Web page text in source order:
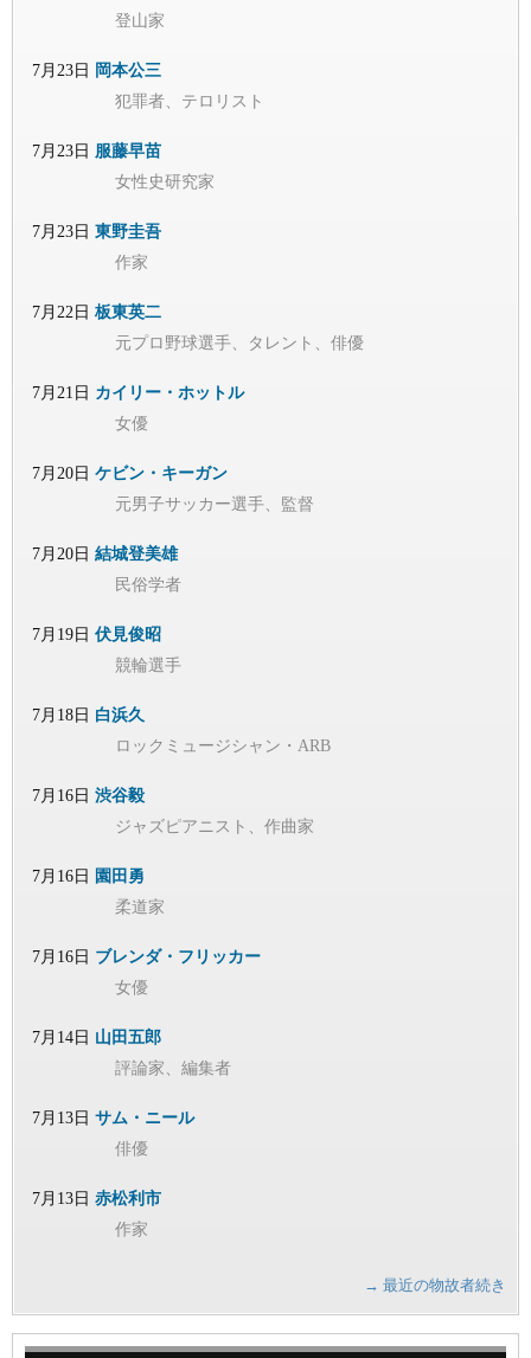
登山家
7月23日 岡本公三
犯罪者、テロリスト
7月23日 服藤早苗
女性史研究家
7月23日 東野圭吾
作家
7月22日 板東英二
元プロ野球選手、タレント、俳優
7月21日 カイリー・ホットル
女優
7月20日 ケビン・キーガン
元男子サッカー選手、監督
7月20日 結城登美雄
民俗学者
7月19日 伏見俊昭
競輪選手
7月18日 白浜久
ロックミュージシャン・ARB
7月16日 渋谷毅
ジャズピアニスト、作曲家
7月16日 園田勇
柔道家
7月16日 ブレンダ・フリッカー
女優
7月14日 山田五郎
評論家、編集者
7月13日 サム・ニール
俳優
7月13日 赤松利市
作家
→ 最近の物故者続き